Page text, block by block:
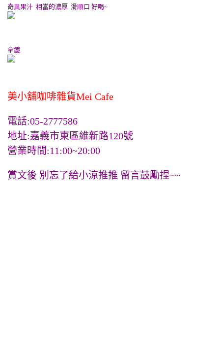
奇異果汁 相當的濃厚 滑順口 好喝~
拿鐵
美小舖咖啡雜貨Mei Cafe
電話:05-2777586
地址:嘉義市東區維新路120號
營業時間:11:00~20:00
賞文後 別忘了給小涼推推 留言鼓勵捏~~